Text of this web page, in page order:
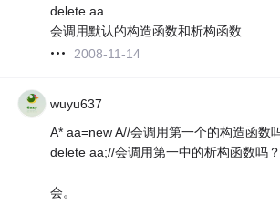
delete aa
会调用默认的构造函数和析构函数
2008-11-14
wuyu637
A* aa=new A//会调用第一个的构造函数
delete aa;//会调用第一中的析构函数吗？
会。